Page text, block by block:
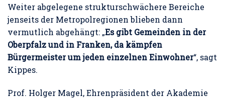
Weiter abgelegene strukturschwächere Bereiche
jenseits der Metropolregionen blieben dann
vermutlich abgehängt: „Es gibt Gemeinden in der
Oberpfalz und in Franken, da kämpfen
Bürgermeister um jeden einzelnen Einwohner“, sagt
Kippes.
Prof. Holger Magel, Ehrenpräsident der Akademie